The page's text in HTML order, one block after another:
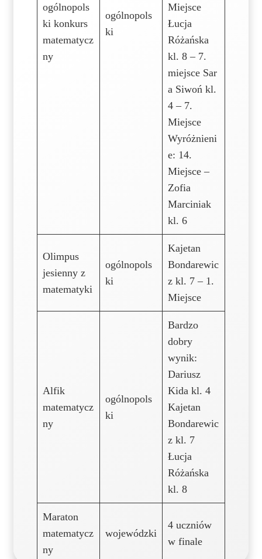
ogólnopols
ki konkurs
matematycz
ny
ogólnopols
ki
Miejsce
Łucja
Różańska
kl. 8 – 7.
miejsce Sar
a Siwoń kl.
4 – 7.
Miejsce
Wyróżnieni
e: 14.
Miejsce –
Zofia
Marciniak
kl. 6
Olimpus
jesienny z
matematyki
ogólnopols
ki
Kajetan
Bondarewic
z kl. 7 – 1.
Miejsce
Alfik
matematycz
ny
ogólnopols
ki
Bardzo
dobry
wynik:
Dariusz
Kida kl. 4
Kajetan
Bondarewic
z kl. 7
Łucja
Różańska
kl. 8
Maraton
matematycz
ny
wojewódzki
4 uczniów
w finale